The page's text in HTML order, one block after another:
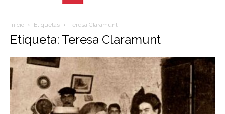
Historia
Hoy
Inicio Etiquetas Teresa Claramunt
Etiqueta: Teresa Claramunt